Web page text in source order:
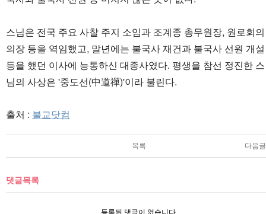
스님은 전국 주요 사찰 주지 소임과 조계종 총무원장, 원로회의
의장 등을 역임했고, 말년에는 불국사 재건과 불국사 선원 개설
등을 했던 이사에 능통하신 대종사였다. 평생을 참선 정진한 스
님의 사상은 '중도선(中道禪)'이라 불린다.
출처 : 불교닷컴
다음글
목록
댓글목록
등록된 댓글이 없습니다.